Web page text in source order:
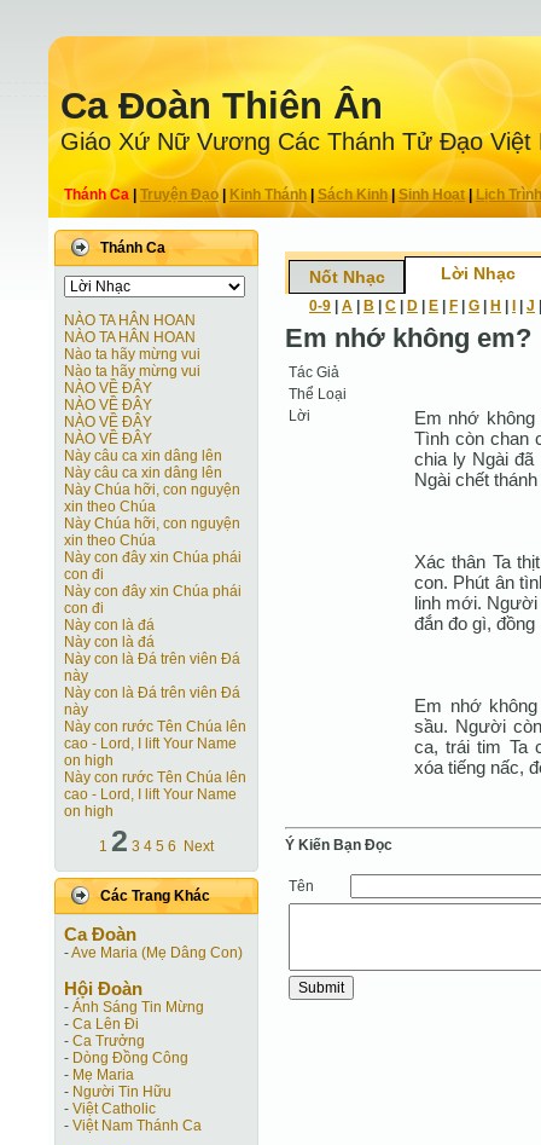
Ca Ðoàn Thiên Ân
Giáo Xứ Nữ Vương Các Thánh Tử Ðạo Việt
Thánh Ca Truyện Ðạo| Kinh Thánh Sách Kinh|Sinh Hoạt| Lịch Trình
Thánh Ca
NÀO TA HÂN HOAN
NÀO TA HÂN HOAN
Nào ta hãy mừng vui
Nào ta hãy mừng vui
NÀO VỀ ĐÂY
NÀO VỀ ĐÂY
NÀO VỀ ĐÂY
NÀO VỀ ĐÂY
Này câu ca xin dâng lên
Này câu ca xin dâng lên
Này Chúa hỡi, con nguyện
xin theo Chúa
Này Chúa hỡi, con nguyện
xin theo Chúa
Này con đây xin Chúa phái
con đi
Này con đây xin Chúa phái
con đi
Này con là đá
Này con là đá
Này con là Ðá trên viên Ðá
này
Này con là Ðá trên viên Ðá
này
Này con rước Tên Chúa lên
cao - Lord, I lift Your Name
on high
Này con rước Tên Chúa lên
cao - Lord, I lift Your Name
on high
1 2 3 4 5 6 Next
Các Trang Khác
Ca Ðoàn
-Ave Maria (Mẹ Dâng Con)
Hội Ðoàn
- Ánh Sáng Tin Mừng
- Ca Lên Đi
- Ca Trưởng
- Dòng Đồng Công
- Mẹ Maria
- Người Tin Hữu
- Việt Catholic
- Việt Nam Thánh Ca
Nốt Nhạc Lời Nhạc
0-9 A B C D E F G H J
Em nhớ không em?
Tác Giả
Thể Loại
Lời
Em nhớ
Tình còn chan
chia ly Ngài đã
Ngài chết
Xác thân Ta
con. Phút ân
linh mới. Người
đắn đo gì, đồng
Em nhớ
sầu. Người
ca, trái tim Ta
xóa tiếng nấc,
Ý Kiến Bạn Ðọc
Tên